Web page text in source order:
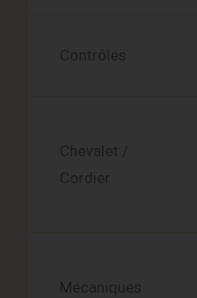
Contrôles
Chevalet /
Cordier
Mécaniques